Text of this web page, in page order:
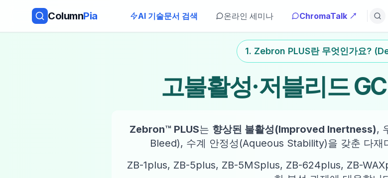
ColumnPia AI 기술문서 검색 온라인 세미나 ChromaTalk ↗
1. Zebron PLUS란 무엇인가요?
고불활성·저블리드
Zebron™ PLUS는 향상된 불활성(Improved Inertness),
Bleed), 수계 안정성(Aqueous Stability)을 갖춘 다재
ZB-1plus, ZB-5plus, ZB-5MSplus, ZB-624plus, ZB-